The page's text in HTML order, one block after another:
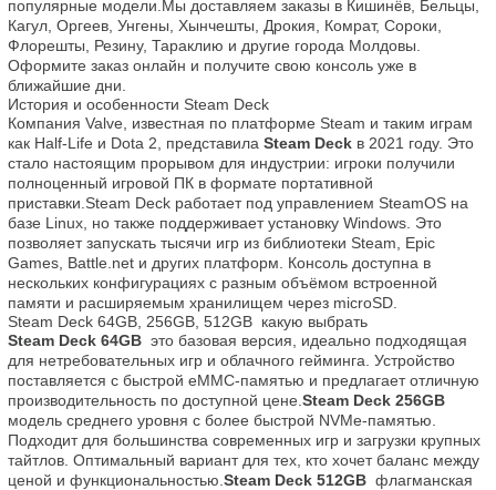
популярные модели.Мы доставляем заказы в Кишинёв, Бельцы,
Кагул, Оргеев, Унгены, Хынчешты, Дрокия, Комрат, Сороки,
Флорешты, Резину, Тараклию и другие города Молдовы.
Оформите заказ онлайн и получите свою консоль уже в
ближайшие дни.
История и особенности Steam Deck
Компания Valve, известная по платформе Steam и таким играм
как Half-Life и Dota 2, представила Steam Deck в 2021 году. Это
стало настоящим прорывом для индустрии: игроки получили
полноценный игровой ПК в формате портативной
приставки.Steam Deck работает под управлением SteamOS на
базе Linux, но также поддерживает установку Windows. Это
позволяет запускать тысячи игр из библиотеки Steam, Epic
Games, Battle.net и других платформ. Консоль доступна в
нескольких конфигурациях с разным объёмом встроенной
памяти и расширяемым хранилищем через microSD.
Steam Deck 64GB, 256GB, 512GB  какую выбрать
Steam Deck 64GB
  это базовая версия, идеально подходящая
для нетребовательных игр и облачного гейминга. Устройство
поставляется с быстрой eMMC-памятью и предлагает отличную
производительность по доступной цене.Steam Deck 256GB
модель среднего уровня с более быстрой NVMe-памятью.
Подходит для большинства современных игр и загрузки крупных
тайтлов. Оптимальный вариант для тех, кто хочет баланс между
ценой и функциональностью.Steam Deck 512GB
  флагманская